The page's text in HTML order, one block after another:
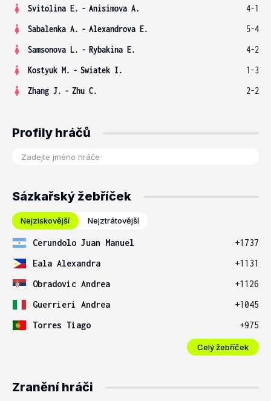
Svitolina E. - Anisimova A.
4-1
Sabalenka A. - Alexandrova E.
5-4
Samsonova L. - Rybakina E.
4-2
Kostyuk M. - Swiatek I.
1-3
Zhang J. - Zhu C. 2-2
Profily hráčů
Sázkařský žebříček
Nejziskovější Nejztrátovější
Cerundolo Juan Manuel
+1737
Eala Alexandra
+1131
Obradovic Andrea
+1126
Guerrieri Andrea
+1045
Torres Tiago
+975
Celý žebříček
Zranění hráči